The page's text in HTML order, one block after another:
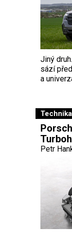
Jiný
sází
a
Technika
Petr